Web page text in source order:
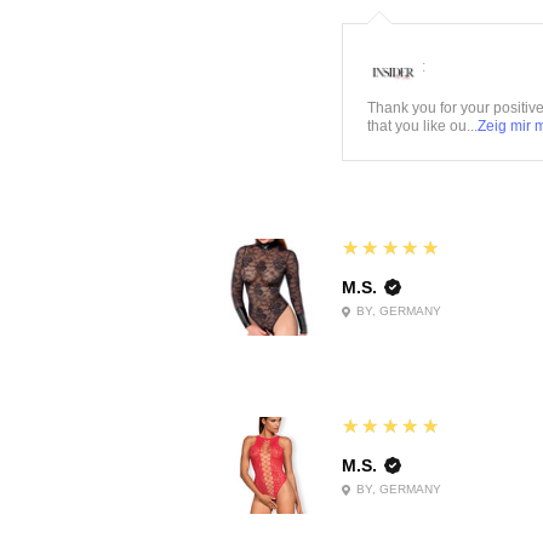
:
Thank you for your
that you like ou...Zeig mir
5
★★★★★
M.S.
BY, GERMANY
5
★★★★★
M.S.
BY, GERMANY